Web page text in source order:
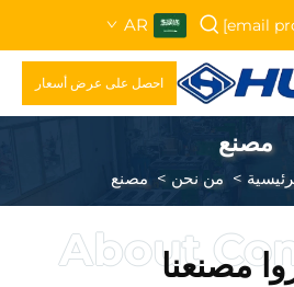
AR
احصل على عرض أسعار
مصنع
>من نحن >مصنع
مصنعنا